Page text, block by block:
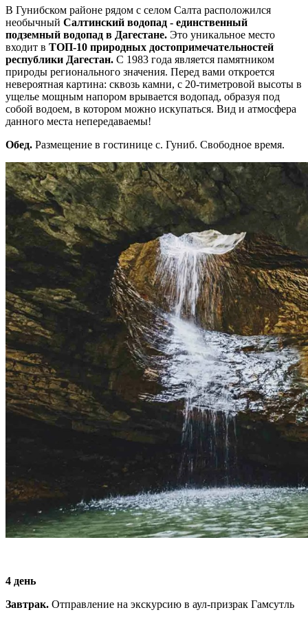
В Гунибском районе рядом с селом Салта расположился
необычный Салтинский водопад - единственный
подземный водопад в Дагестане. Это уникальное место
входит в ТОП-10 природных достопримечательностей
республики Дагестан. С 1983 года является памятником
природы регионального значения. Перед вами откроется
невероятная картина: сквозь камни, с 20-тиметровой высоты в
ущелье мощным напором врывается водопад, образуя под
собой водоем, в котором можно искупаться. Вид и атмосфера
данного места непередаваемы!
Обед. Размещение в гостинице с. Гуниб. Свободное время.
4 день
Завтрак. Отправление на экскурсию в аул-призрак Гамсутль